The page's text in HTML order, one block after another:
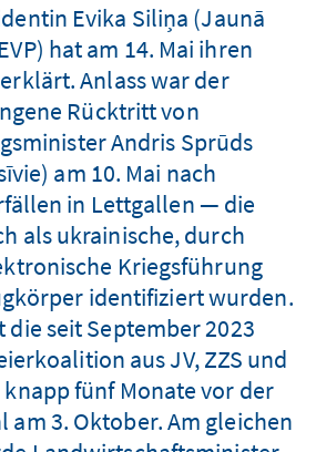
Evika Siliņa (Jaunā
hat am 14. Mai ihren
Anlass war der
Rücktritt von
Andris Sprūds
am 10. Mai nach
in Lettgallen — die
als ukrainische, durch
Kriegsführung
identifiziert wurden.
die seit September 2023
aus JV, ZZS und
fünf Monate vor der
am 3. Oktober. Am gleichen